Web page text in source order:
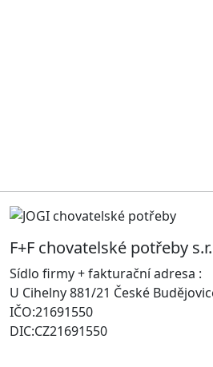
F+F chovatelské potřeby
Sídlo firmy + fakturační adresa :
U Cihelny 881/21 České
IČO:21691550
DIC:CZ21691550